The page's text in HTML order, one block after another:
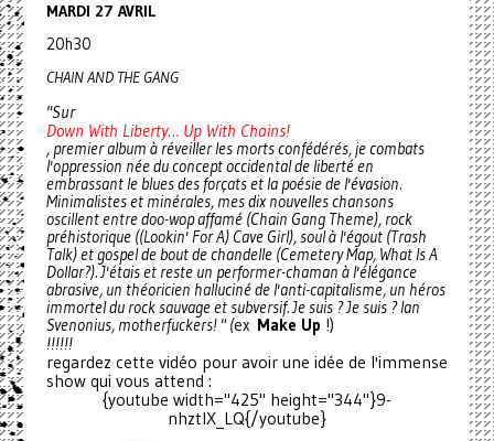
MARDI 27 AVRIL
20h30
CHAIN AND THE GANG
"Sur
Down With Liberty… Up With Chains!
, premier album à réveiller les morts confédérés, je combats
l'oppression née du concept occidental de liberté en
embrassant le blues des forçats et la poésie de l'évasion.
Minimalistes et minérales, mes dix nouvelles chansons
oscillent entre doo-wop affamé (Chain Gang Theme), rock
préhistorique ((Lookin' For A) Cave Girl), soul à l'égout (Trash
Talk) et gospel de bout de chandelle (Cemetery Map, What Is A
Dollar?). J'étais et reste un performer-chaman à l'élégance
abrasive, un théoricien halluciné de l'anti-capitalisme, un héros
immortel du rock sauvage et subversif. Je suis ? Je suis ? Ian
Svenonius, motherfuckers! " (ex Make Up !)
!!!!!!
regardez cette vidéo pour avoir une idée de l'immense
show qui vous attend :
{youtube width="425" height="344"}9-
nhztlX_LQ{/youtube}